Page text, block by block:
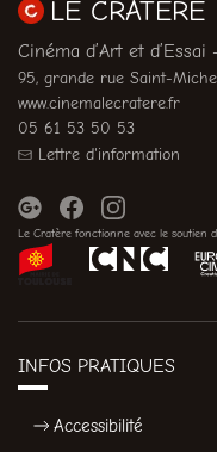
LE CRATÈRE
Cinéma d’Art et
95, grande rue Saint-
www.cinemalecratere.fr
05 61 53 50 53
Lettre d'information
Le Cratère fonctionne avec le soutien
INFOS PRATIQUES
Accessibilité